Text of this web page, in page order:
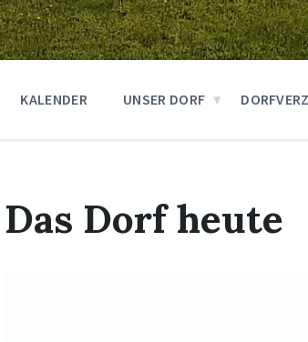
KALENDER UNSER DORF
Das Dorf heute